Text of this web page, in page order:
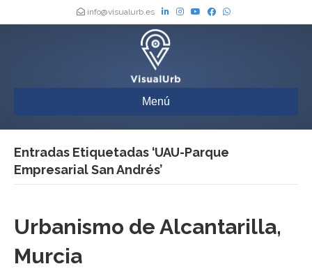
info@visualurb.es
Menú
Entradas Etiquetadas ‘UAU-Parque
Empresarial San Andrés’
Urbanismo de Alcantarilla,
Murcia